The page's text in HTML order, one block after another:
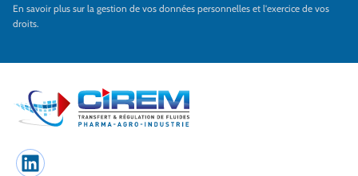
En savoir plus sur la gestion de vos données personnelles et l'exercice de vos
droits.
LinkedIn